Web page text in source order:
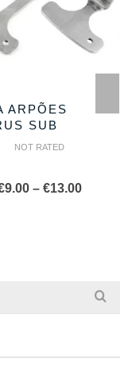
ARPÕES
SUB
NOT RATED
9.00 – €13.00Price